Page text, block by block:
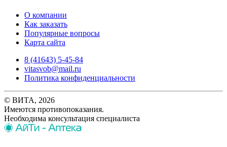
О компании
Как заказать
Популярные вопросы
Карта сайта
8 (41643) 5-45-84
vitasvob@mail.ru
Политика конфиденциальности
© ВИТА, 2026
Имеются противопоказания.
Необходима консультация специалиста